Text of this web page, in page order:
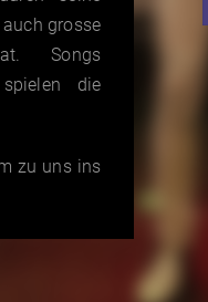
auch grosse
Songs
die
zu uns ins